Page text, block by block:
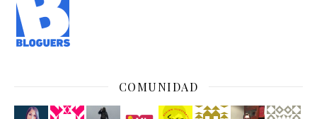
COMUNIDAD